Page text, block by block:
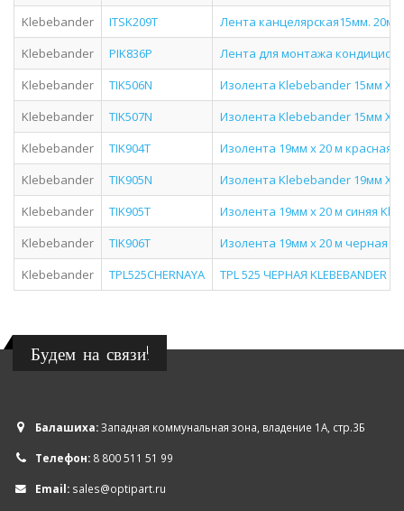
Klebebander
ITSK209T
Лента канцелярская15мм. 20м.
Klebebander
PIK836P
Лента для монтажа
Klebebander
TIK506N
Изолента Klebebander 15мм
Klebebander
TIK507N
Изолента Klebebander 15мм
Klebebander
TIK904T
Изолента 19мм х 20 м красная
Klebebander
TIK905N
Изолента Klebebander 19мм
Klebebander
TIK905T
Изолента 19мм х 20 м синяя
Klebebander
TIK906T
Изолента 19мм х 20 м черная
Klebebander
TPL525CHERNAYA TPL 525 ЧЕРНАЯ
Будем на связи!
Балашиха:Западная коммунальная зона, владение 1А, стр.3Б
Телефон: 8 800 511 51 99
Email: sales@optipart.ru